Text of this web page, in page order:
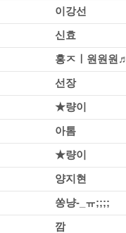
이강선
신효
홍ㅈㅣ원원원♬
선장
★량이
아톰
★량이
양지현
쏭냥-_ㅠ;;;;
깜